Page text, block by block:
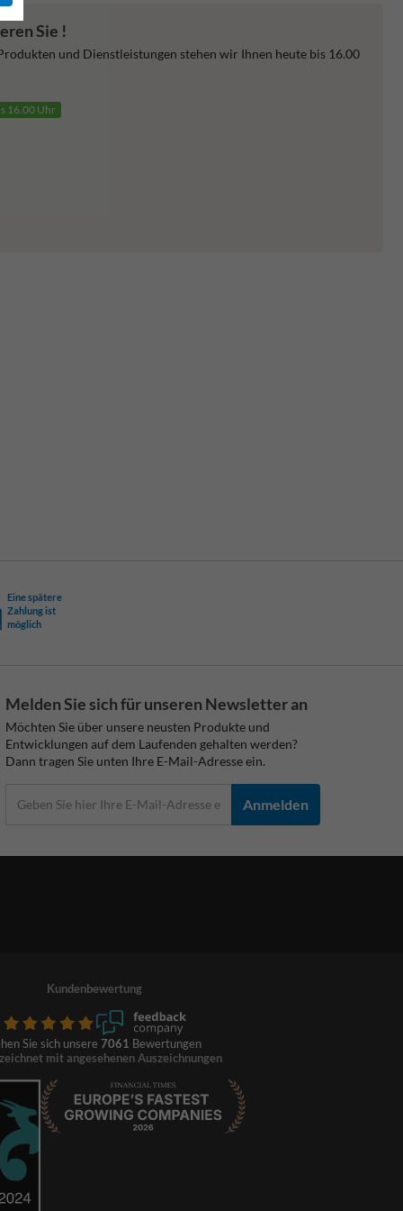
Sie !
und Dienstleistungen stehen wir Ihnen heute bis 16.00
16.00 Uhr
Eine spätere
Zahlung ist
möglich
Melden Sie sich für unseren Newsletter an
Möchten Sie über unsere neusten Produkte und
Entwicklungen auf dem Laufenden gehalten werden?
Dann tragen Sie unten Ihre E-Mail-Adresse ein.
Anmelden
Kundenbewertung
Sie sich unsere 7061 Bewertungen
mit angesehenen Auszeichnungen